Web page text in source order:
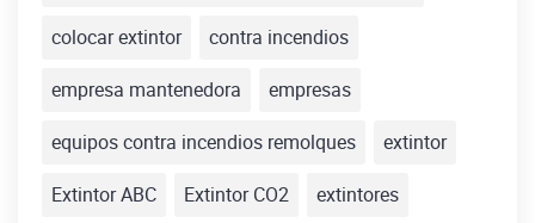
colocar extintor
contra incendios
empresa mantenedora
empresas
equipos contra incendios remolques
extintor
Extintor ABC
Extintor CO2
extintores